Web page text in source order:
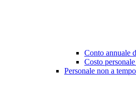
Conto annuale
Costo
Personale non a